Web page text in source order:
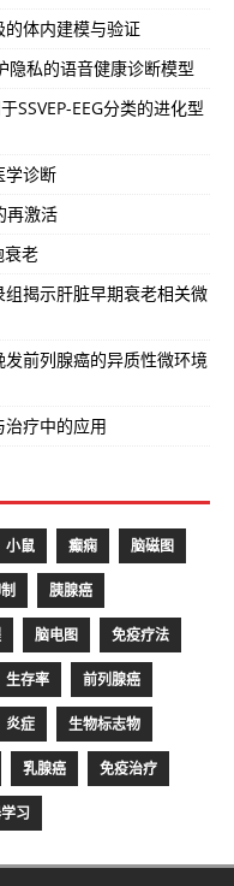
体内建模与验证
隐私的语音健康诊断模型
SSVEP-EEG分类的进化型
学诊断
再激活
衰老
揭示肝脏早期衰老相关微
前列腺癌的异质性微环境
疗中的应用
小鼠 癫痫 脑磁图
胰腺癌
脑电图 免疫疗法
生存率 前列腺癌
炎症 生物标志物
乳腺癌 免疫治疗
习